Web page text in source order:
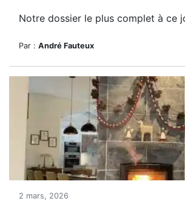
Notre dossier le plus complet à ce
Par : André Fauteux
2 mars, 2026